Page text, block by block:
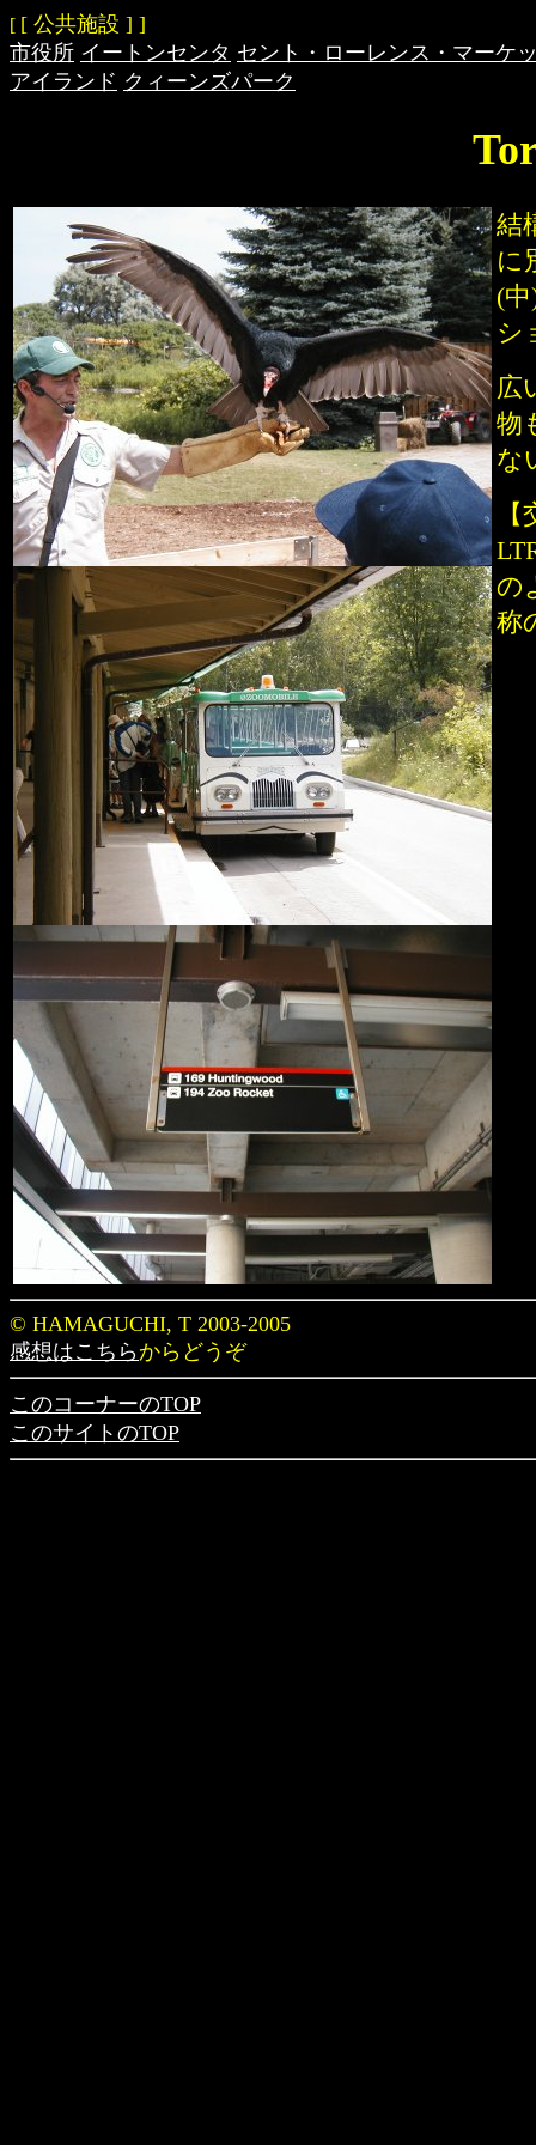
[ [ 公共施設 ] ]
市役所 イートンセンタ セント・ローレンス・マーケ
アイランド クィーンズパーク
結
に
(
シ
広
物
な
の
称
© HAMAGUCHI, T 2003-2005
感想はこちらからどうぞ
このコーナーのTOP
このサイトのTOP